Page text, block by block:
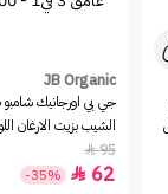
JB Organic
جي بي اورجانيك
الشيب بزيت الارغان
3 في1 - 400مل
95

62

-35%